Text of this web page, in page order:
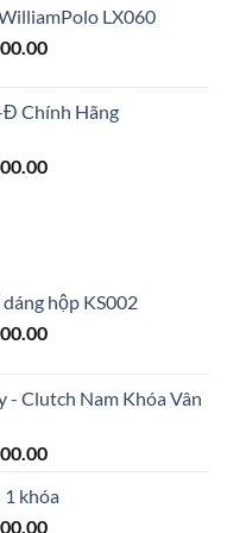
là:
₫1,200,000.00.
LX060
Giá
là:
Đ Chính Hãng
Giá
hộp KS002
Giá
là:
- Clutch Nam Khóa Vân
Giá
tại
là:
khóa
Giá